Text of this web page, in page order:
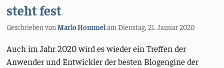
steht fest
Geschrieben vonMario HommelamDienstag, 21. Januar 2020
Auch im Jahr 2020 wird es wieder ein Treffen der
Anwender und Entwickler der besten Blogengine der